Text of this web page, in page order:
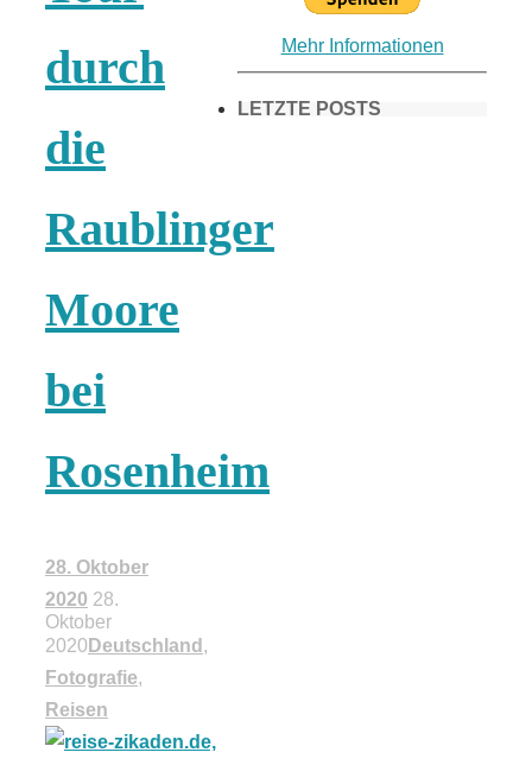
durch
die
Raublinger
Moore
bei
Rosenheim
28. Oktober
2020 28.
Oktober
2020 Deutschland ,
Fotografie,
Reisen
Mehr Informationen
LETZTE POSTS
Frühling in
Ausflugsziele